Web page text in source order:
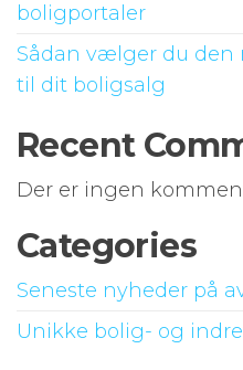
boligportaler
Sådan vælger du
til dit boligsalg
Recent
Der er ingen
Categories
Seneste nyheder på
Unikke bolig- og